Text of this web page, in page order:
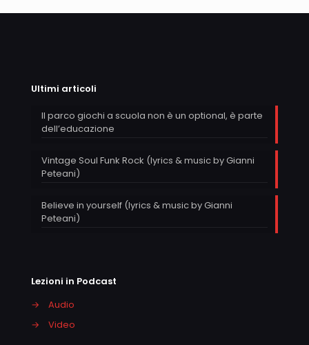
Ultimi articoli
Il parco giochi a scuola non è un optional, è parte
dell’educazione
Vintage Soul Funk Rock (lyrics & music by Gianni
Peteani)
Believe in yourself (lyrics & music by Gianni
Peteani)
Lezioni in Podcast
→
Audio
→
Video